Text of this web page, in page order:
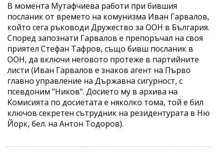
В момента Мутафчиева работи при бившия
посланик от времето на комунизма Иван Гарвалов,
който сега ръководи Дружество за ООН в България.
Според запознати Гарвалов е препоръчал на своя
приятел Стефан Тафров, също бивш посланик в
ООН, да включи неговото протеже в партийните
листи (Иван Гарвалов е знаков агент на Първо
главно управление на Държавна сигурност, с
псевдоним "Ников". Досието му в архива на
Комисията по досиетата е няколко тома, той е бил
ключов секретен сътрудник на резидентурата в Ню
Йорк, бел. на Антон Тодоров).